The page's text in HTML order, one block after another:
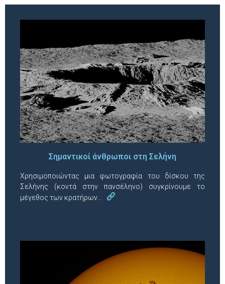
Σημαντικοί άνθρωποι στη Σελήνη
Χρησιμοποιώντας μια φωτογραφία του δίσκου της
Σελήνης (κοντά στην πανσέληνο) συγκρίνουμε το
μέγεθος των κρατήρων…